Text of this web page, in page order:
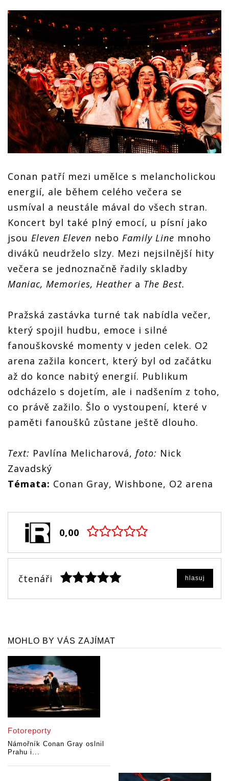
Conan patří mezi umělce s melancholickou
energií, ale během celého večera se
usmíval a neustále mával do všech stran.
Koncert byl také plný emocí, u písní jako
jsou Eleven Eleven nebo Family Line mnoho
diváků neudrželo slzy. Mezi nejsilnější hity
večera se jednoznačně řadily skladby
Maniac, Memories, Heather a The Best.
Pražská zastávka turné tak nabídla večer,
který spojil hudbu, emoce i silné
fanouškovské momenty v jeden celek. O2
arena zažila koncert, který byl od začátku
až do konce nabitý energií. Publikum
odcházelo s dojetím, ale i nadšením z toho,
co právě zažilo. Šlo o vystoupení, které v
paměti fanoušků zůstane ještě dlouho.
Text: Pavlína Melicharová, foto: Nick
Zavadský
Témata: Conan Gray, Wishbone, O2 arena
0,00
čtenáři hlasuj
MOHLO BY VÁS ZAJÍMAT
Fotoreporty
Námořník Conan Gray oslnil
Prahu i...